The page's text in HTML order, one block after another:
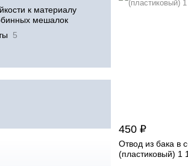
450 ₽
Отвод из бака в
(пластиковый) 1
к материалу
мешалок
5